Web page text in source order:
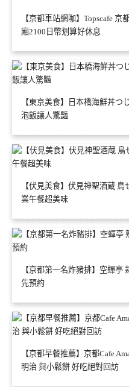
【京都車站網咖】Topscafe
廂2100日幣划算好休息
【東京美食】日本橋海鮮丼つ
泡飯讓人驚豔
【伏見美食】伏見神聖酒蔵
業午餐超美味
【京都第一名炸豬排】空蟬亭
先預約
【京都早餐推薦】京都Cafe
明治 與小鬆餅 好吃絕對回訪